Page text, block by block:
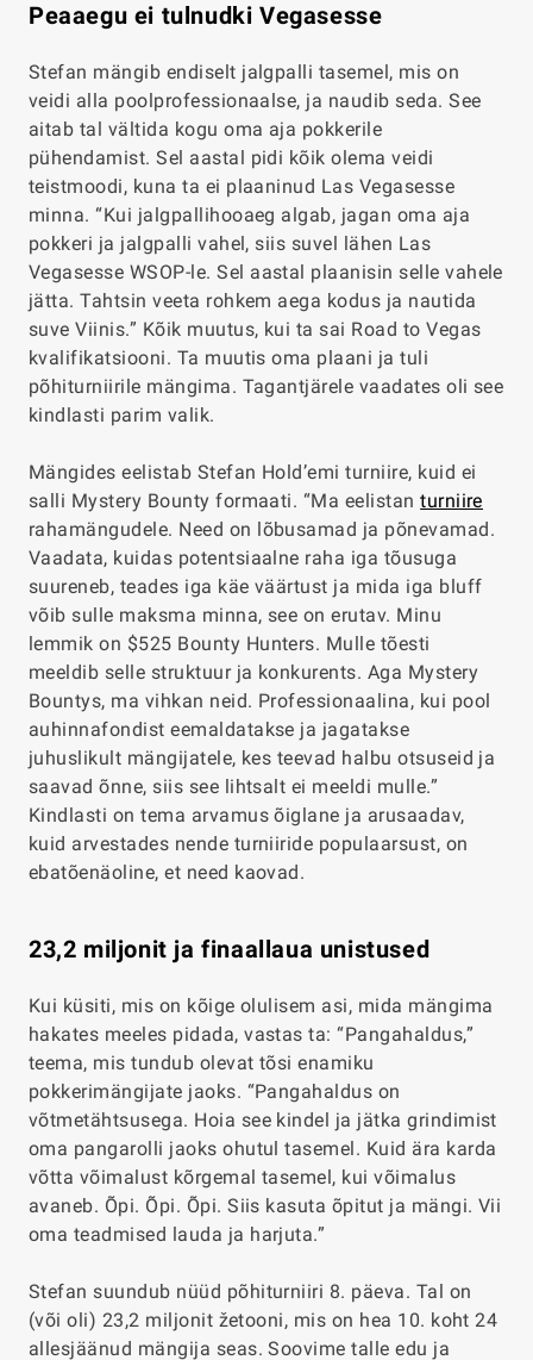
Peaaegu ei tulnudki Vegasesse
Stefan mängib endiselt jalgpalli tasemel, mis on
veidi alla poolprofessionaalse, ja naudib seda. See
aitab tal vältida kogu oma aja pokkerile
pühendamist. Sel aastal pidi kõik olema veidi
teistmoodi, kuna ta ei plaaninud Las Vegasesse
minna. “Kui jalgpallihooaeg algab, jagan oma aja
pokkeri ja jalgpalli vahel, siis suvel lähen Las
Vegasesse WSOP-le. Sel aastal plaanisin selle vahele
jätta. Tahtsin veeta rohkem aega kodus ja nautida
suve Viinis.” Kõik muutus, kui ta sai Road to Vegas
kvalifikatsiooni. Ta muutis oma plaani ja tuli
põhiturniirile mängima. Tagantjärele vaadates oli see
kindlasti parim valik.
Mängides eelistab Stefan Hold’emi turniire, kuid ei
salli Mystery Bounty formaati. “Ma eelistanturniire
rahamängudele. Need on lõbusamad ja põnevamad.
Vaadata, kuidas potentsiaalne raha iga tõusuga
suureneb, teades iga käe väärtust ja mida iga bluff
võib sulle maksma minna, see on erutav. Minu
lemmik on $525 Bounty Hunters. Mulle tõesti
meeldib selle struktuur ja konkurents. Aga Mystery
Bountys, ma vihkan neid. Professionaalina, kui pool
auhinnafondist eemaldatakse ja jagatakse
juhuslikult mängijatele, kes teevad halbu otsuseid ja
saavad õnne, siis see lihtsalt ei meeldi mulle.”
Kindlasti on tema arvamus õiglane ja arusaadav,
kuid arvestades nende turniiride populaarsust, on
ebatõenäoline, et need kaovad.
23,2 miljonit ja finaallaua unistused
Kui küsiti, mis on kõige olulisem asi, mida mängima
hakates meeles pidada, vastas ta: “Pangahaldus,”
teema, mis tundub olevat tõsi enamiku
pokkerimängijate jaoks. “Pangahaldus on
võtmetähtsusega. Hoia see kindel ja jätka grindimist
oma pangarolli jaoks ohutul tasemel. Kuid ära karda
võtta võimalust kõrgemal tasemel, kui võimalus
avaneb. Õpi. Õpi. Õpi. Siis kasuta õpitut ja mängi. Vii
oma teadmised lauda ja harjuta.”
Stefan suundub nüüd põhiturniiri 8. päeva. Tal on
(või oli) 23,2 miljonit žetooni, mis on hea 10. koht 24
allesjäänud mängija seas. Soovime talle edu ja